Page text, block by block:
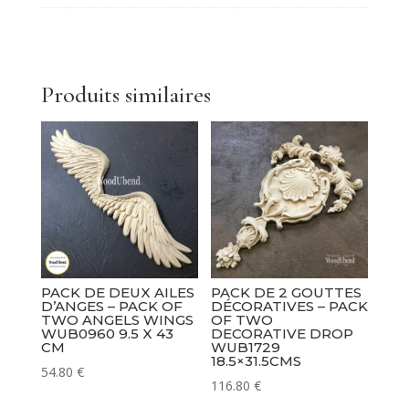
Pediments
WUB1261A
48
12.5
Produits similaires
PACK DE DEUX AILES
D’ANGES – PACK OF
TWO ANGELS WINGS
WUB0960 9.5 X 43
CM
54.80 €
PACK DE 2 GOUTTES
DÉCORATIVES – PACK
OF TWO
DECORATIVE DROP
WUB1729
18.5×31.5CMS
116.80€